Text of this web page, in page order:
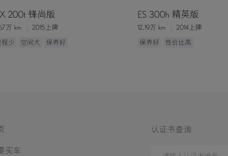
200t 锋尚版
万 km 2015上牌
程少 空间大 保养好
ES 300h 精英版
12.19万 km 2014上牌
保养好 性价比高
买车
认证书查询